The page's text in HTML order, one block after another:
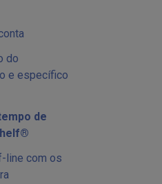
do
e específico
de
line com os